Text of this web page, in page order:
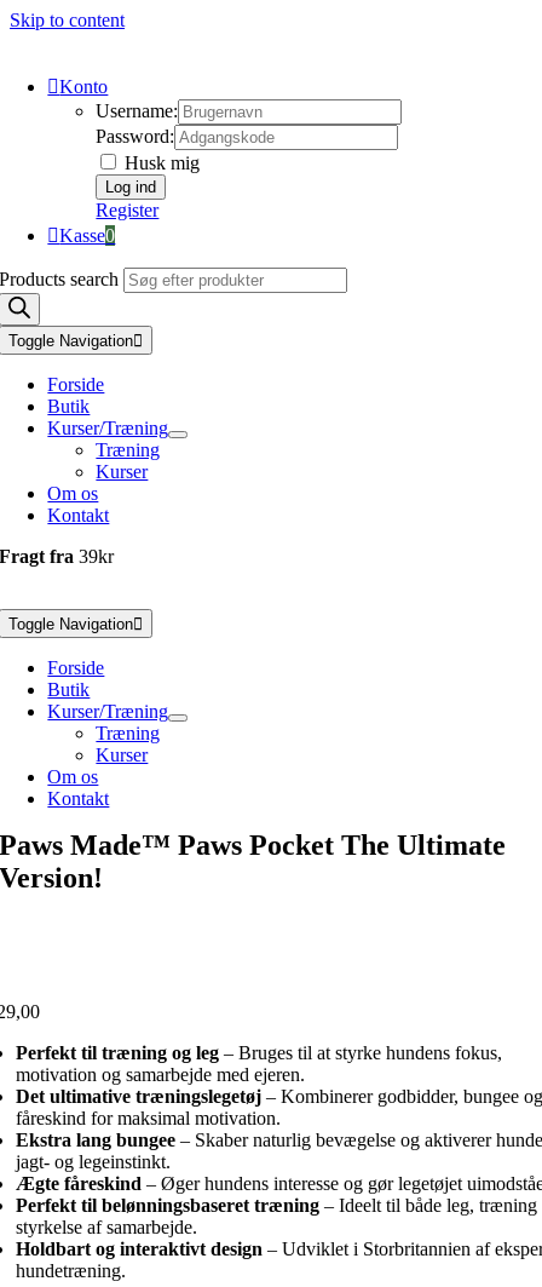
Skip to content
Konto
Username:
Password:
Husk mig
Register
Kasse0
Products search
Toggle Navigation
Forside
Butik
Kurser/Træning
Træning
Kurser
Om os
Kontakt
Fragt fra39kr
Toggle Navigation
Forside
Butik
Kurser/Træning
Træning
Kurser
Om os
Kontakt
Paws Made™ Paws Pocket The Ultimate
Version!
Perfekt til træning og leg – Bruges til at styrke hundens fokus,
motivation og samarbejde med ejeren.
Det ultimative træningslegetøj – Kombinerer godbidder, bungee og
fåreskind for maksimal motivation.
Ekstra lang bungee – Skaber naturlig bevægelse og aktiverer
jagt- og legeinstinkt.
Ægte fåreskind – Øger hundens interesse og gør legetøjet
Perfekt til belønningsbaseret træning – Ideelt til både leg, træning
styrkelse af samarbejde.
Holdbart og interaktivt design – Udviklet i Storbritannien af
hundetræning.